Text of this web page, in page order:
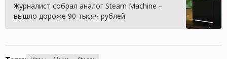
Журналист собрал аналог Steam Machine –
вышло дороже 90 тысяч рублей